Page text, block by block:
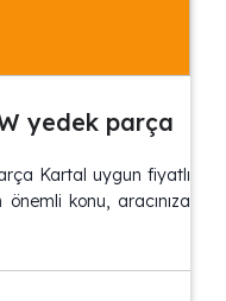
yedek parça
Kartal uygun fiyatlı
konu, aracınıza